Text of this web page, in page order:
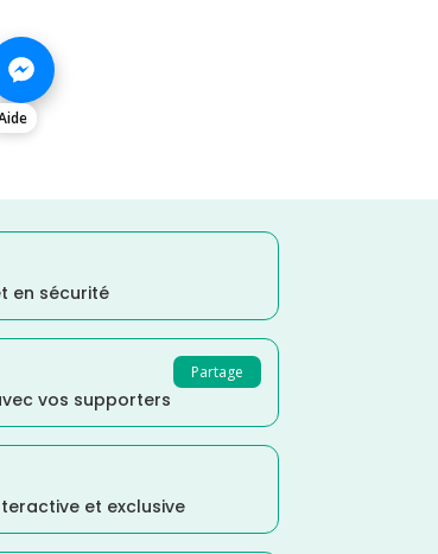
en sécurité
Partage
vos supporters
et exclusive